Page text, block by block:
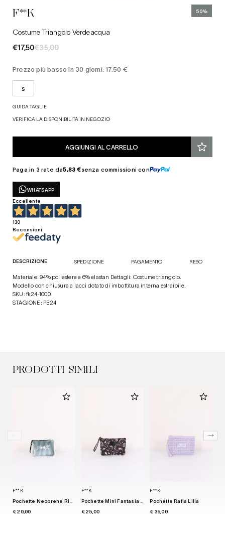
50%
F**K
Costume Triangolo Verdeacqua
€17,50€35,00
Prezzo più basso in 30 giorni: 17.50 €
S
GUIDA TAGLIE
VERIFICA LA DISPONIBILITÀ IN NEGOZIO
AGGIUNGI AL CARRELLO
Paga in 3 rate da5,83 €senza commissioni con
WHATSAPP
Eccellente
130
Recensioni
DESCRIZIONE SPEDIZIONE PAGAMENTO RESO
Materiale: 94% poliestere e 6% elastan Dettagli: Costume triangolo.
Modello con chiusura a lacci dotato di imbottitura interna estraibile.
SKU: fk24-1000
STAGIONE: PE24
Cappelli
PRODOTTI SIMILI
F**K
€ 20,00
F**K
€ 25,00
F**K
Pochette Rafia Lilla
€ 35,00